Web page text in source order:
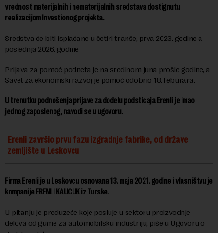
vrednost materijalnih i nematerijalnih sredstava dostignutu
realizacijom Investionog projekta.
Sredstva će biti isplaćane u četiri tranše, prva 2023. godine a
poslednja 2026. godine
Prijava za pomoć podneta je na sredinom juna prošle godine, a
Savet za ekonomski razvoj je pomoć odobrio 18. feburara.
U trenutku podnošenja prijave za dodelu podsticaja Erenli je imao
jednog zaposlenog, navodi se u ugovoru.
Erenli završio prvu fazu izgradnje fabrike, od države
zemljište u Leskovcu
Firma Erenli je u Leskovcu osnovana 13. maja 2021. godine i vlasništvu je
kompanije ERENLI KAUCUK iz Turske.
U pitanju je preduzeće koje posluje u sektoru proizvodnje
delova od gume za automobilsku industriju, piše u Ugovoru o